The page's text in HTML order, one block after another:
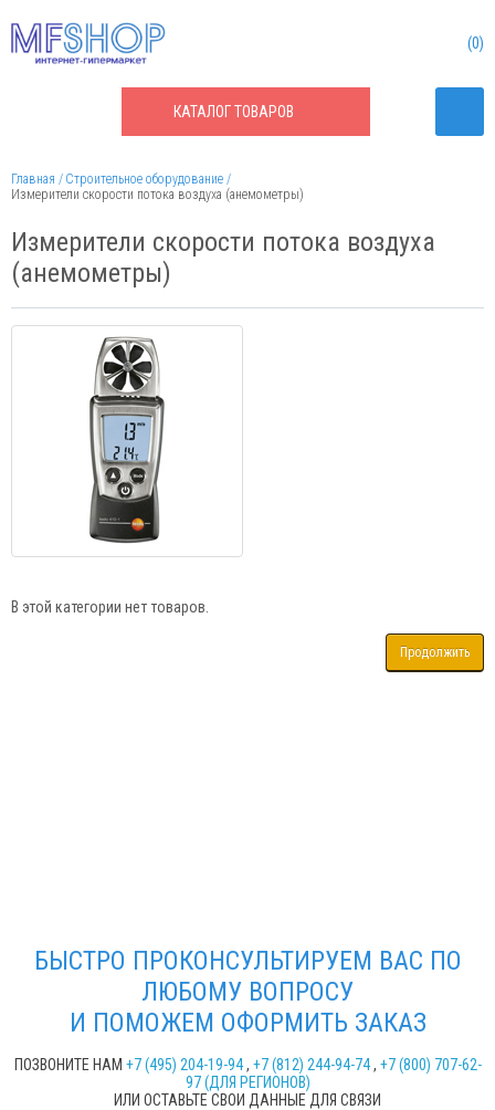
КАТАЛОГТОВАРОВ
0
Главная
Строительное оборудование
Измерители скорости потока воздуха (анемометры)
Измерители скорости потока воздуха
(анемометры)
В этой категории нет товаров.
Продолжить
БЫСТРО ПРОКОНСУЛЬТИРУЕМ ВАС ПО
ЛЮБОМУ ВОПРОСУ
И ПОМОЖЕМ ОФОРМИТЬ ЗАКАЗ
ПОЗВОНИТЕ НАМ +7 (495) 204-19-94, +7 (812) 244-94-74, +7 (800) 707-62-
97 (ДЛЯ РЕГИОНОВ)
ИЛИ ОСТАВЬТЕ СВОИ ДАННЫЕ ДЛЯ СВЯЗИ